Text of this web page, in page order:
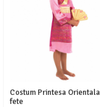
Costume Printi
Costume Vrajitoare Copii
Costume pentru
Costume Populare
Baloane latex
Pinata petreceri
Costum Printesa
fete